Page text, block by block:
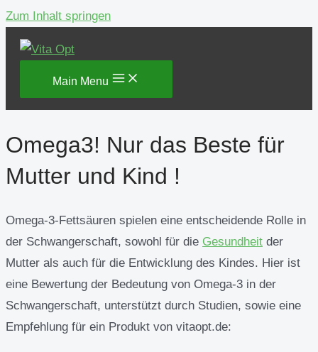
Zum Inhalt springen
Main Menu
Omega3! Nur das Beste für
Mutter und Kind !
Omega-3-Fettsäuren spielen eine entscheidende Rolle in
der Schwangerschaft, sowohl für die Gesundheit der
Mutter als auch für die Entwicklung des Kindes. Hier ist
eine Bewertung der Bedeutung von Omega-3 in der
Schwangerschaft, unterstützt durch Studien, sowie eine
Empfehlung für ein Produkt von vitaopt.de: